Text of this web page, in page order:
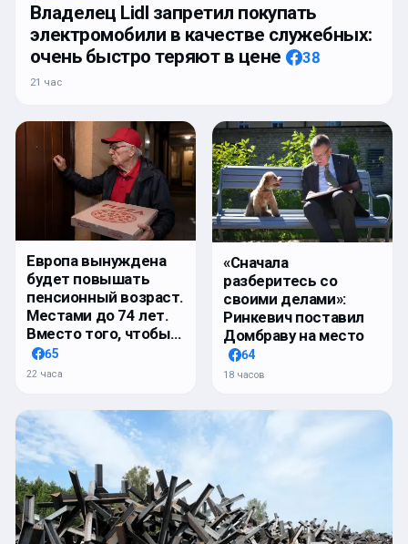
Владелец Lidl запретил покупать
электромобили в качестве служебных:
очень быстро теряют в цене
38
21 час
Европа вынуждена
будет повышать
пенсионный возраст.
Местами до 74 лет.
Вместо того, чтобы…
65
22 часа
«Сначала
разберитесь со
своими делами»:
Ринкевич поставил
Домбраву на место
64
18 часов